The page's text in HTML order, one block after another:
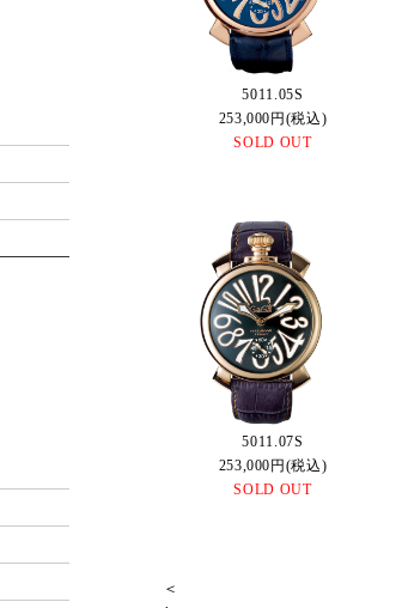
5011.05S
253,000円(税込)
SOLD OUT
5011.07S
253,000円(税込)
SOLD OUT
＜